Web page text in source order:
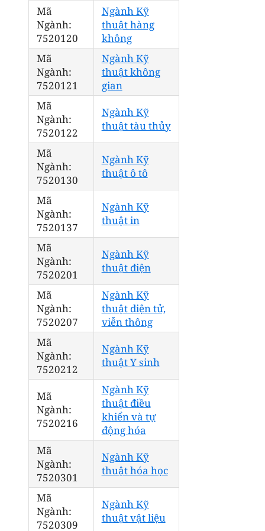
Mã
Ngành:
7520120
Ngành Kỹ
thuật hàng
không
Mã
Ngành:
7520121
Ngành Kỹ
thuật không
gian
Mã
Ngành:
7520122
Ngành Kỹ
thuật tàu thủy
Mã
Ngành:
7520130
Ngành Kỹ
thuật ô tô
Mã
Ngành:
7520137
Ngành Kỹ
thuật in
Mã
Ngành:
7520201
Ngành Kỹ
thuật điện
Mã
Ngành:
7520207
Ngành Kỹ
thuật điện tử,
viễn thông
Mã
Ngành:
7520212
Ngành Kỹ
thuật Y sinh
Mã
Ngành:
7520216
Ngành Kỹ
thuật điều
khiển và tự
động hóa
Mã
Ngành:
7520301
Ngành Kỹ
thuật hóa học
Mã
Ngành:
7520309
Ngành Kỹ
thuật vật liệu